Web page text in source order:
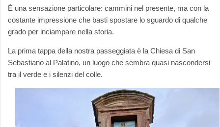
È una sensazione particolare: cammini nel presente, ma con la
costante impressione che basti spostare lo sguardo di qualche
grado per inciampare nella storia.
La prima tappa della nostra passeggiata è la Chiesa di San
Sebastiano al Palatino, un luogo che sembra quasi nascondersi
tra il verde e i silenzi del colle.